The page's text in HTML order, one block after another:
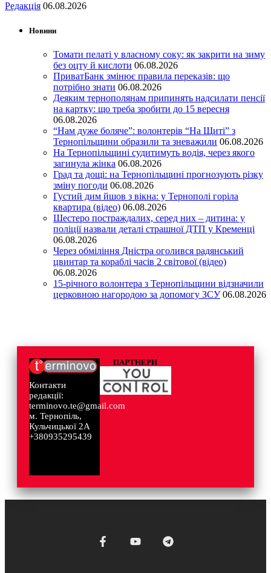
Редакція 06.08.2026
Новини
Томати пелаті у власному соку: як закрити на зиму
без оцту й кислоти 06.08.2026
ПриватБанк змінює правила переказів: що
потрібно знати 06.08.2026
Деяким тернополянам припинять надсилати пенсії
на картку: що треба зробити до 15 вересня
06.08.2026
“Нам дуже боляче”: волонтерів “На Щиті” з
Тернопільщини образили та зневажили 06.08.2026
На Тернопільщині судитимуть водія, через якого
загинула жінка 06.08.2026
Град та дощі: на Тернопільщині прогнозують різку
зміну погоди 06.08.2026
Густий дим йшов з вікна: у Тернополі горіла
квартира (відео) 06.08.2026
Шестеро постраждалих, серед них – дитина: у
поліції назвали деталі страшної ДТП у Кременці
06.08.2026
Через обміління Дністра оголився радянський
цвинтар та кораблі часів 2 світової (відео)
06.08.2026
15-річного волонтера з Тернопільщини відзначили
церковною нагородою за допомогу ЗСУ 06.08.2026
Контакти
редакції:
terminovo.te@gmail.com
м. Тернопіль,
Кульчицької 2А
+380935295439
ПАРТНЕРИ